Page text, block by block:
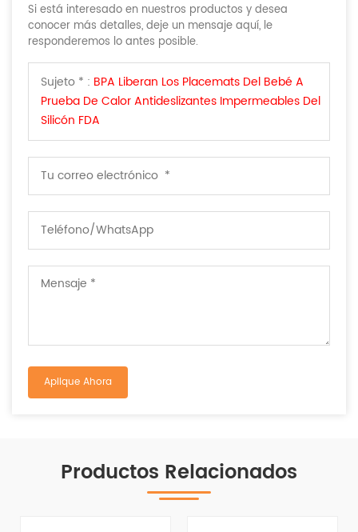
Si está interesado en nuestros productos y desea
conocer más detalles, deje un mensaje aquí, le
responderemos lo antes posible.
Sujeto * : BPA Liberan Los Placemats Del Bebé A
Prueba De Calor Antideslizantes Impermeables Del
Silicón FDA
Productos Relacionados